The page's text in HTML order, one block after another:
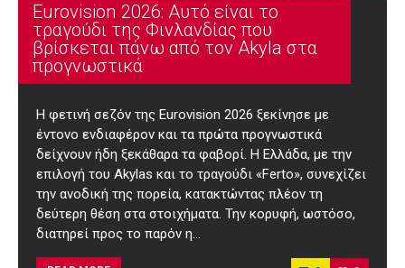
Eurovision 2026: Αυτό είναι το
τραγούδι της Φινλανδίας που
βρίσκεται πάνω από τον Akyla στα
προγνωστικά
H φετινή σεζόν της Eurovision 2026 ξεκίνησε με
έντονο ενδιαφέρον και τα πρώτα προγνωστικά
δείχνουν ήδη ξεκάθαρα τα φαβορί. Η Ελλάδα, με την
επιλογή του Akylas και το τραγούδι «Ferto», συνεχίζει
την ανοδική της πορεία, κατακτώντας πλέον τη
δεύτερη θέση στα στοιχήματα. Την κορυφή, ωστόσο,
διατηρεί προς το παρόν η…